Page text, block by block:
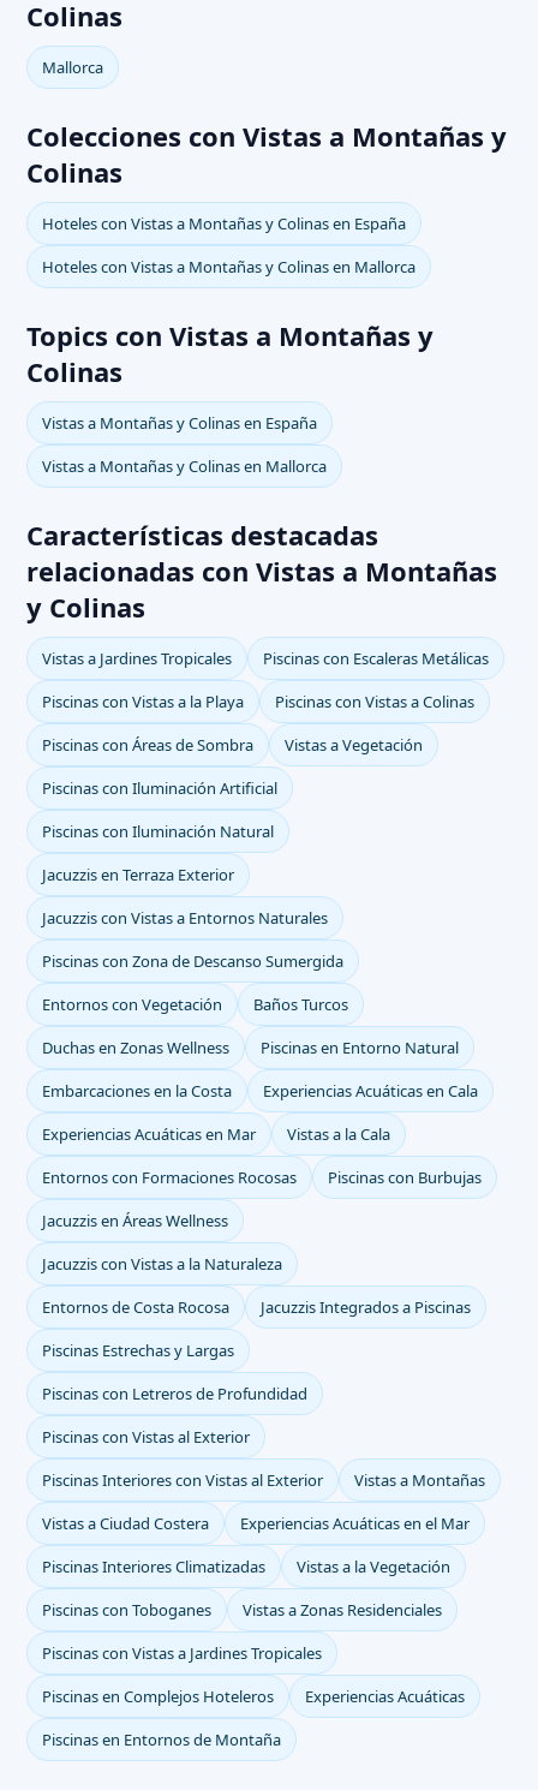
Colinas
Mallorca
Colecciones con Vistas a Montañas y
Colinas
Hoteles con Vistas a Montañas y Colinas en España
Hoteles con Vistas a Montañas y Colinas en Mallorca
Topics con Vistas a Montañas y
Colinas
Vistas a Montañas y Colinas en España
Vistas a Montañas y Colinas en Mallorca
Características destacadas
relacionadas con Vistas a Montañas
y Colinas
Vistas a Jardines Tropicales
Piscinas con Escaleras Metálicas
Piscinas con Vistas a la Playa
Piscinas con Vistas a Colinas
Piscinas con Áreas de Sombra
Vistas a Vegetación
Piscinas con Iluminación Artificial
Piscinas con Iluminación Natural
Jacuzzis en Terraza Exterior
Jacuzzis con Vistas a Entornos Naturales
Piscinas con Zona de Descanso Sumergida
Entornos con Vegetación
Baños Turcos
Duchas en Zonas Wellness
Piscinas en Entorno Natural
Embarcaciones en la Costa
Experiencias Acuáticas en Cala
Experiencias Acuáticas en Mar
Vistas a la Cala
Entornos con Formaciones Rocosas
Piscinas con Burbujas
Jacuzzis en Áreas Wellness
Jacuzzis con Vistas a la Naturaleza
Entornos de Costa Rocosa
Jacuzzis Integrados a Piscinas
Piscinas Estrechas y Largas
Piscinas con Letreros de Profundidad
Piscinas con Vistas al Exterior
Piscinas Interiores con Vistas al Exterior
Vistas a Montañas
Vistas a Ciudad Costera
Experiencias Acuáticas en el Mar
Piscinas Interiores Climatizadas
Vistas a la Vegetación
Piscinas con Toboganes
Vistas a Zonas Residenciales
Piscinas con Vistas a Jardines Tropicales
Piscinas en Complejos Hoteleros
Experiencias Acuáticas
Piscinas en Entornos de Montaña